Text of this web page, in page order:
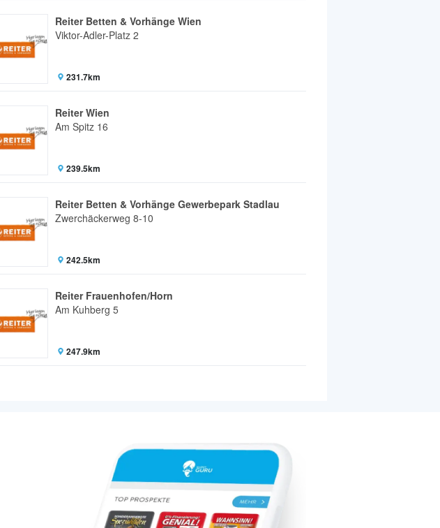
Reiter Betten & Vorhänge Wien
Viktor-Adler-Platz 2
231.7km
Reiter Wien
Am Spitz 16
239.5km
Reiter Betten & Vorhänge Gewerbepark Stadlau
Zwerchäckerweg 8-10
242.5km
Reiter Frauenhofen/Horn
Am Kuhberg 5
247.9km